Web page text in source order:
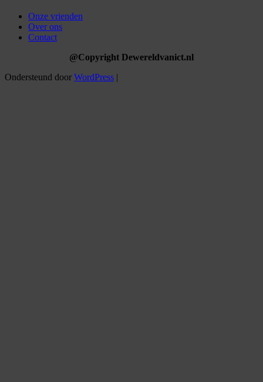
Onze vrienden
Over ons
Contact
@Copyright Dewereldvanict.nl
Ondersteund door WordPress |